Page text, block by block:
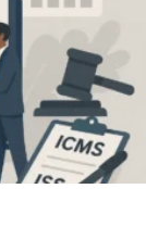
iniciais, e